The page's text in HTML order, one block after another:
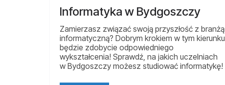
Informatyka w Bydgoszczy
Zamierzasz związać swoją przyszłość z branżą
informatyczną? Dobrym krokiem w tym kierunku
będzie zdobycie odpowiedniego
wykształcenia! Sprawdź, na jakich uczelniach
w Bydgoszczy możesz studiować informatykę!